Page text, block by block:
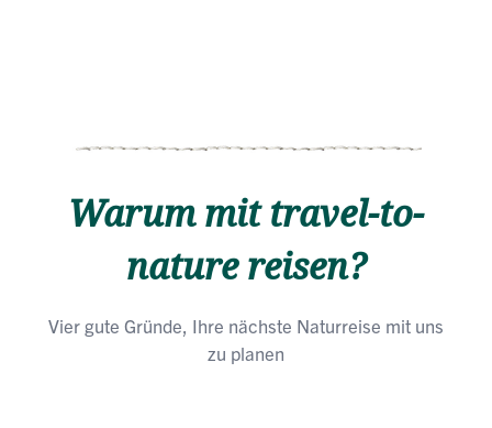
Warum mit travel-to-
nature reisen?
Vier gute Gründe, Ihre nächste Naturreise mit uns
zu planen